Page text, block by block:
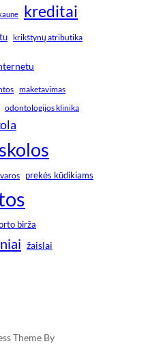
kreditai
krikštynų atributika
maketavimas
odontologijos klinika
prekės kūdikiams
birža
žaislai
Theme By